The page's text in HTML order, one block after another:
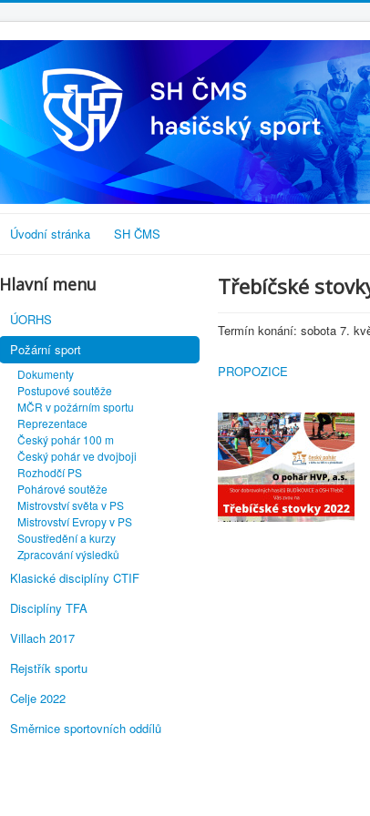
Úvodní stránka SH ČMS
Hlavní menu
ÚORHS
Požární sport
Dokumenty
Postupové soutěže
MČR v požárním sportu
Reprezentace
Český pohár 100 m
Český pohár ve dvojboji
Rozhodčí PS
Pohárové soutěže
Mistrovství světa v PS
Mistrovství Evropy v PS
Soustředění a kurzy
Zpracování výsledků
Klasické disciplíny CTIF
Disciplíny TFA
Villach 2017
Rejstřík sportu
Celje 2022
Směrnice sportovních oddílů
Třebíčské
Termín konání: sobota 7.
PROPOZICE